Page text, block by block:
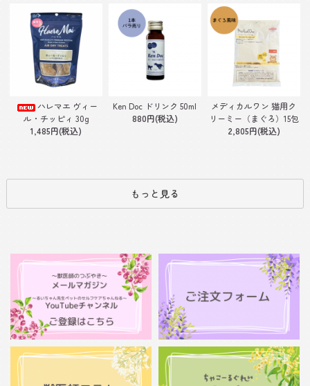
ハレマエ ヴィー
ル・チッピィ 30g
1,485円(税込)
Ken Doc ドリンク 50ml
880円(税込)
メディカルワン 猫用ク
リーミー（まぐろ）15包
2,805円(税込)
もっと見る